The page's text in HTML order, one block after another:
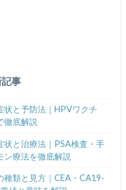
事
状と予防法｜HPVワクチ
徹底解説
状と治療法｜PSA検査・手
ン療法を徹底解説
種類と見方｜CEA・CA19-